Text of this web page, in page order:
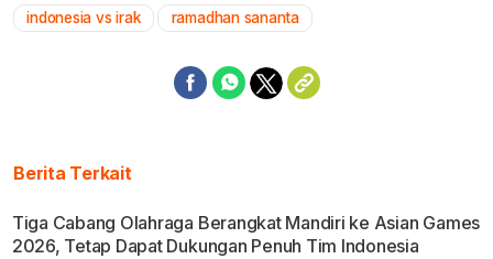
indonesia vs irak ramadhan sananta
Berita Terkait
Tiga Cabang Olahraga Berangkat Mandiri ke Asian Games
2026, Tetap Dapat Dukungan Penuh Tim Indonesia